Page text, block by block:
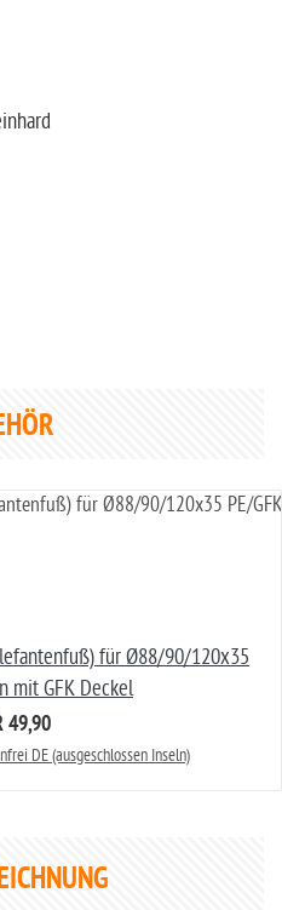
für Ø88/90/120x35
mit GFK Deckel
49,90
DE (ausgeschlossen Inseln)